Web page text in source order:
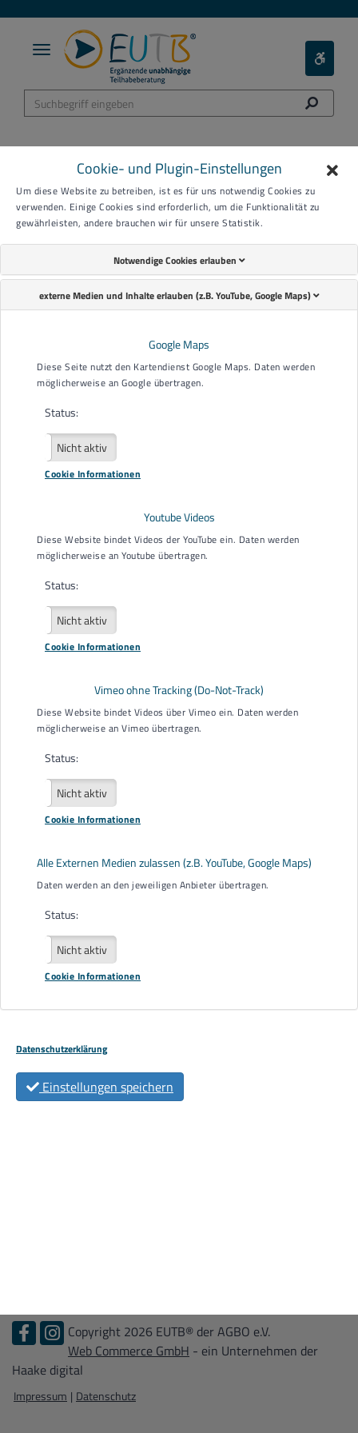
Toggle
navigation
Toggle
Menü
EUTB® der AGBO e. V.
77652 Offenburg
0781 289488 30
E-Maileutb@agbo.info
Downloads
Datenschutzerklärung
Schweigepflichtentbindung
Träger der EUTB® der AGBO e. V.
Copyright 2026 EUTB® der AGBO e.V.
Web Commerce GmbH - ein Unternehmen der
Haake digital
Impressum | Datenschutz
Cookie- und Plugin-Einstellungen
Um diese Website zu betreiben, ist es für uns notwendig Cookies zu
verwenden. Einige Cookies sind erforderlich, um die Funktionalität zu
gewährleisten, andere brauchen wir für unsere Statistik.
Notwendige Cookies erlauben
externe Medien und Inhalte erlauben (z.B. YouTube, Google Maps)
Google Maps
Diese Seite nutzt den Kartendienst Google Maps. Daten werden
möglicherweise an Google übertragen.
Status:
Nicht aktiv
Cookie Informationen
Youtube Videos
Diese Website bindet Videos der YouTube ein. Daten werden
möglicherweise an Youtube übertragen.
Status:
Nicht aktiv
Cookie Informationen
Vimeo ohne Tracking (Do-Not-Track)
Diese Website bindet Videos über Vimeo ein. Daten werden
möglicherweise an Vimeo übertragen.
Status:
Nicht aktiv
Cookie Informationen
Alle Externen Medien zulassen (z.B. YouTube, Google Maps)
Daten werden an den jeweiligen Anbieter übertragen.
Status:
Nicht aktiv
Cookie Informationen
Datenschutzerklärung
Einstellungen speichern